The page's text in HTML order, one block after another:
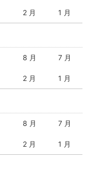
2 月 1 月
8 月 7 月
2 月 1 月
8 月 7 月
2 月 1 月